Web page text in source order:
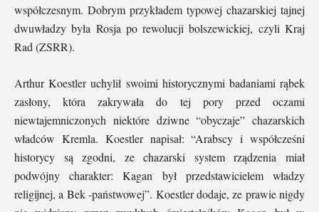
współczesnym. Dobrym przykładem typowej chazarskiej tajnej
dwuwładzy była Rosja po rewolucji bolszewickiej, czyli Kraj
Rad (ZSRR).
Arthur Koestler uchylił swoimi historycznymi badaniami rąbek
zasłony, która zakrywała do tej pory przed oczami
niewtajemniczonych niektóre dziwne “obyczaje” chazarskich
władców Kremla. Koestler napisał: “Arabscy i współcześni
historycy są zgodni, ze chazarski system rządzenia miał
podwójny charakter: Kagan był przedstawicielem władzy
religijnej, a Bek -państwowej”. Koestler dodaje, ze prawie nigdy